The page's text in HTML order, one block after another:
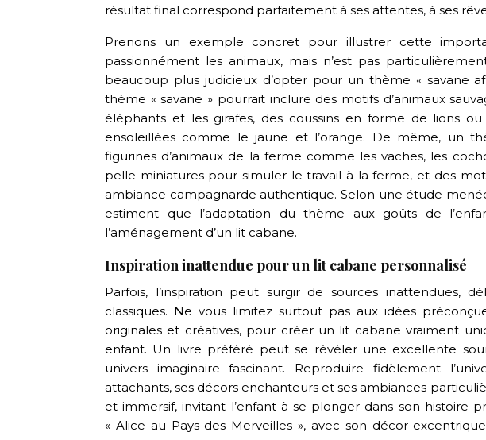
résultat final correspond parfaitement à ses attentes, à ses
Prenons un exemple concret pour illustrer cette
passionnément les animaux, mais n’est pas
beaucoup plus judicieux d’opter pour un thème « savane
thème « savane » pourrait inclure des motifs d’animaux
éléphants et les girafes, des coussins en forme de lions
ensoleillées comme le jaune et l’orange. De même, un
figurines d’animaux de la ferme comme les vaches, les
pelle miniatures pour simuler le travail à la ferme, et des
ambiance campagnarde authentique. Selon une étude
estiment que l’adaptation du thème aux goûts de
l’aménagement d’un lit cabane.
Inspiration inattendue pour un lit cabane personnalisé
Parfois, l’inspiration peut surgir de sources inattendues,
classiques. Ne vous limitez surtout pas aux idées
originales et créatives, pour créer un lit cabane vraiment
enfant. Un livre préféré peut se révéler une excellente
univers imaginaire fascinant. Reproduire fidèlement
attachants, ses décors enchanteurs et ses ambiances
et immersif, invitant l’enfant à se plonger dans son histoire
« Alice au Pays des Merveilles », avec son décor